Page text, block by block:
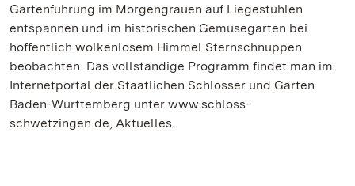
Gartenführung im Morgengrauen auf Liegestühlen
entspannen und im historischen Gemüsegarten bei
hoffentlich wolkenlosem Himmel Sternschnuppen
beobachten. Das vollständige Programm findet man im
Internetportal der Staatlichen Schlösser und Gärten
Baden-Württemberg unter www.schloss-
schwetzingen.de, Aktuelles.